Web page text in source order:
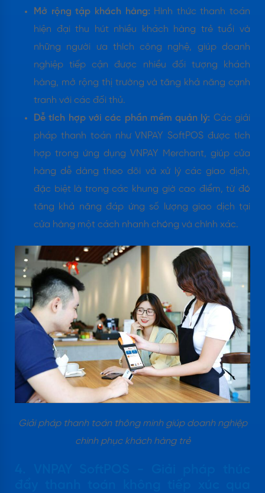
Mở rộng tập khách hàng: Hình thức thanh toán
hiện đại thu hút nhiều khách hàng trẻ tuổi và
những người ưa thích công nghệ, giúp doanh
nghiệp tiếp cận được nhiều đối tượng khách
hàng, mở rộng thị trường và tăng khả năng cạnh
tranh với các đối thủ.
Dễ tích hợp với các phần mềm quản lý: Các giải
pháp thanh toán như VNPAY SoftPOS được tích
hợp trong ứng dụng VNPAY Merchant, giúp cửa
hàng dễ dàng theo dõi và xử lý các giao dịch,
đặc biệt là trong các khung giờ cao điểm, từ đó
tăng khả năng đáp ứng số lượng giao dịch tại
cửa hàng một cách nhanh chóng và chính xác.
Giải pháp thanh toán thông minh giúp doanh nghiệp
chinh phục khách hàng trẻ